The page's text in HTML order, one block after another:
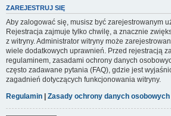
ZAREJESTRUJ SIĘ
Aby zalogować się, musisz być zarejestrowanym
Rejestracja zajmuje tylko chwilę, a znacznie
z witryny. Administrator witryny może
wiele dodatkowych uprawnień. Przed rejestracją
regulaminem, zasadami ochrony danych
często zadawane pytania (FAQ), gdzie jest
zagadnień dotyczących funkcjonowania witryny.
Regulamin | Zasady ochrony danych osobowych